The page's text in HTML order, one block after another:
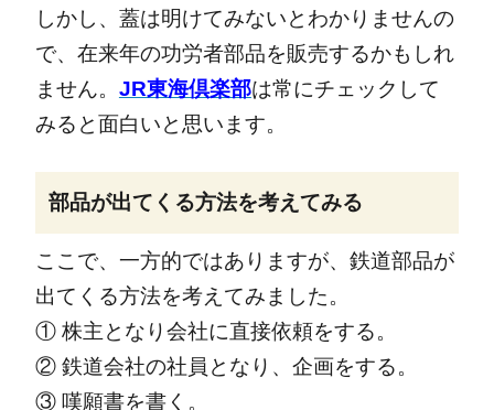
しかし、蓋は明けてみないとわかりませんの
で、在来年の功労者部品を販売するかもしれ
ません。 JR東海倶楽部は常にチェックして
みると面白いと思います。
部品が出てくる方法を考えてみる
ここで、一方的ではありますが、鉄道部品が
出てくる方法を考えてみました。
① 株主となり会社に直接依頼をする。
② 鉄道会社の社員となり、企画をする。
③ 嘆願書を書く。